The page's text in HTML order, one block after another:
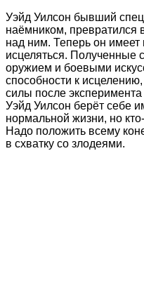
Уэйд Уилсон бывший
наёмником, превратился
над ним. Теперь он
исцеляться. Полученные
оружием и боевыми
способности к
силы после
Уэйд Уилсон берёт себе
нормальной жизни, но
Надо положить всему
в схватку со злодеями.